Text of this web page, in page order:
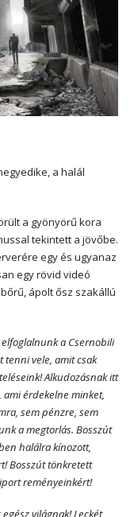
a halál
a gyönyörű kora
tekintett a jövőbe.
egy és ugyanaz
egy rövid videó
ápolt ősz szakállú
a Csernobili
tenni vele, amit csak
Alkudozásnak itt
érdekelne minket,
sem pénzre, sem
a megtorlás. Bosszút
halálra kínozott,
Bosszút tönkretett
reményeinkért!